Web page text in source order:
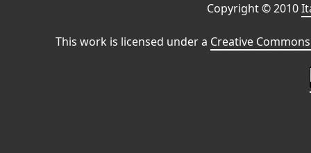
Copyright © 2010
This work is licensed under a Creative